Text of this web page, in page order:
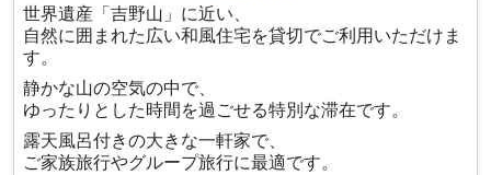
世界遺産「吉野山」に近い、
自然に囲まれた広い和風住宅を貸切でご利用いただけま
す。
静かな山の空気の中で、
ゆったりとした時間を過ごせる特別な滞在です。
露天風呂付きの大きな一軒家で、
ご家族旅行やグループ旅行に最適です。